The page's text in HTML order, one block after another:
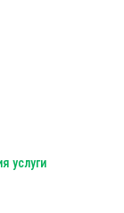
услуги